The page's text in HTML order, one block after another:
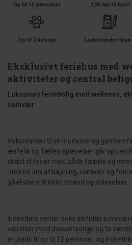
Op til 12 personer 1,35 km til kyst
Op til 2 husdyr Ladestander type
Eksklusivt feriehus med
aktiviteter og central
Luksuriøs feriebolig med wellness,
samvær
Velkommen til et moderne og
æstetik og fælles oplevelser går op i en
skabt til ferier med både familie og
ramme om afslapning, samvær og
gåafstand til byliv, strand og oplevelser.
Indendørs venter seks stilfulde
værelser med dobbeltsenge og to
er plads til op til 12 personer, og